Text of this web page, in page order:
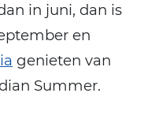
in juni, dan is
en
genieten van
Summer.